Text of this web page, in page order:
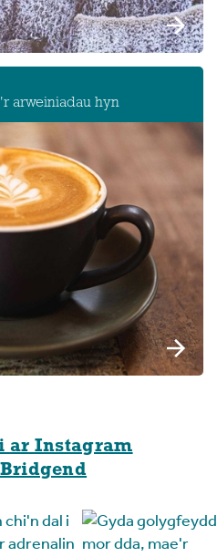
arweiniadau hyn
ar Instagram